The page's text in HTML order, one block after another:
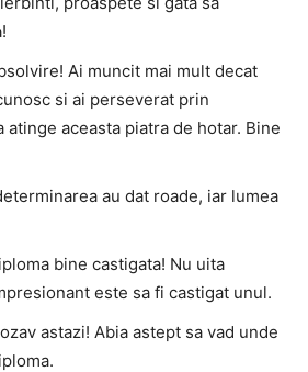
Ai muncit mai mult decat
si ai perseverat prin
atinge aceasta piatra de hotar. Bine
au dat roade, iar lumea
bine castigata! Nu uita
este sa fi castigat unul.
astazi! Abia astept sa vad unde